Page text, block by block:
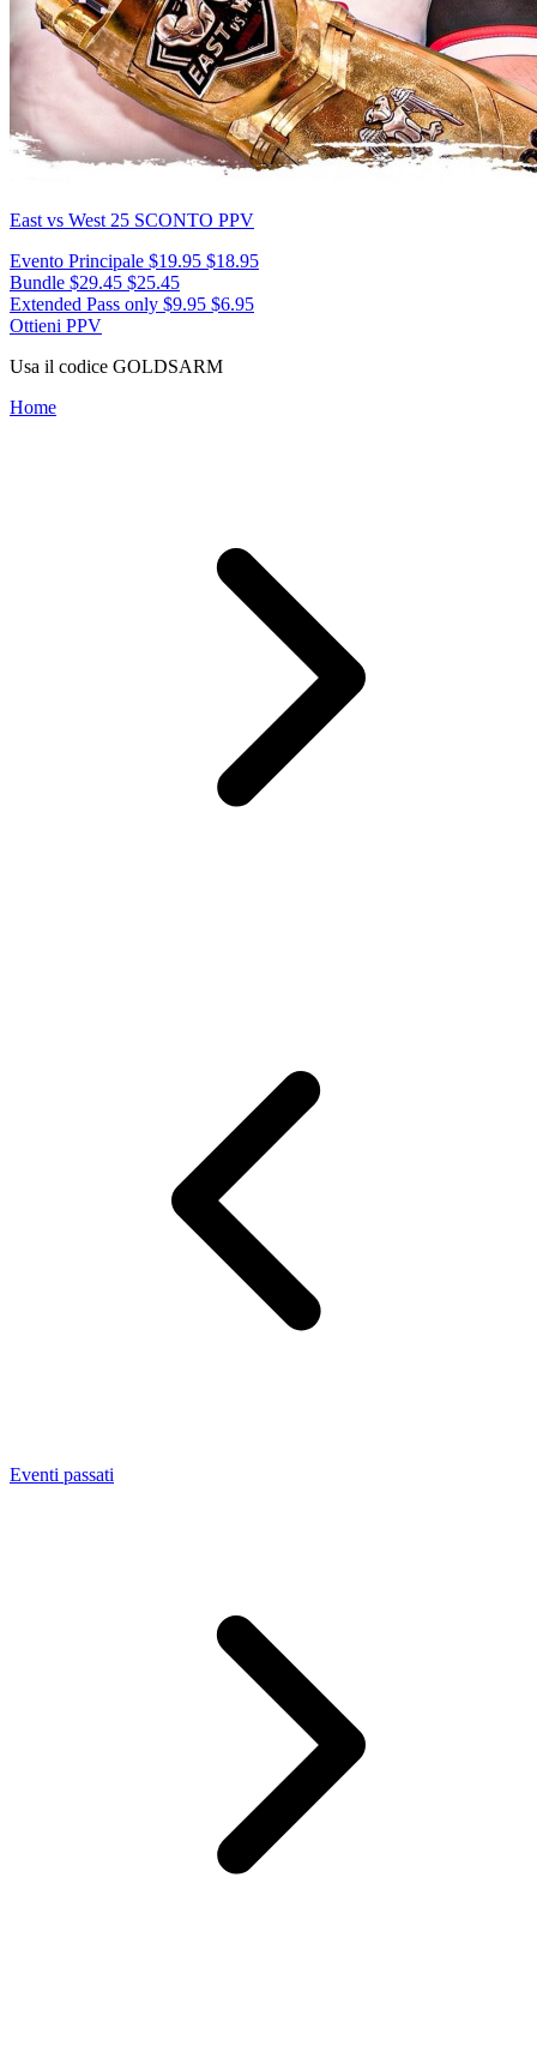
East vs West 25 SCONTO PPV
Evento Principale $19.95 $18.95
Bundle $29.45 $25.45
Extended Pass only $9.95 $6.95
Ottieni PPV
Usa il codice GOLDSARM
Home
Eventi passati